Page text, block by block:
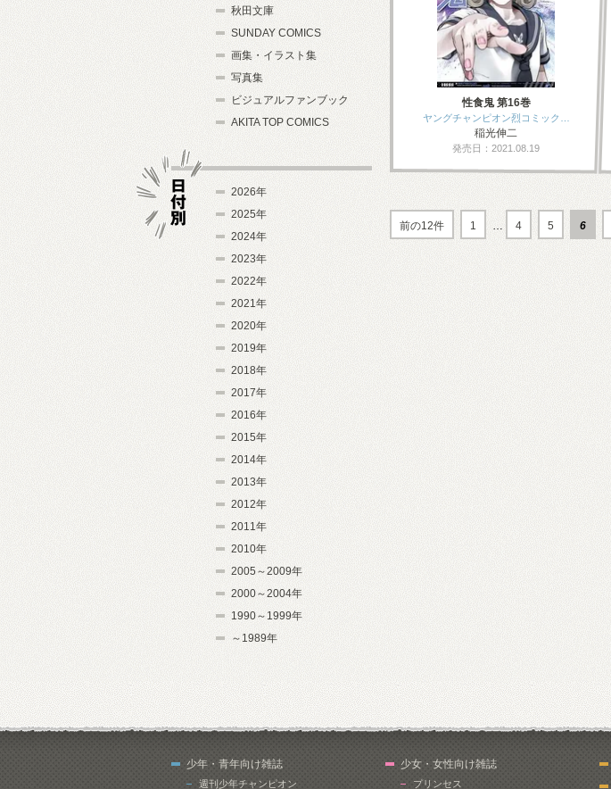
性食鬼 第16巻
ヤングチャンピオン烈コミック…
稲光伸二
発売日：2021.08.19
前の12件 1 … 4 5 6
秋田文庫
SUNDAY COMICS
画集・イラスト集
写真集
ビジュアルファンブック
AKITA TOP COMICS
2026年
2025年
2024年
2023年
2022年
2021年
2020年
2019年
2018年
2017年
2016年
2015年
2014年
2013年
2012年
2011年
2010年
2005～2009年
2000～2004年
1990～1999年
～1989年
少年・青年向け雑誌
週刊少年チャンピオン
少女・女性向け雑誌
プリンセス